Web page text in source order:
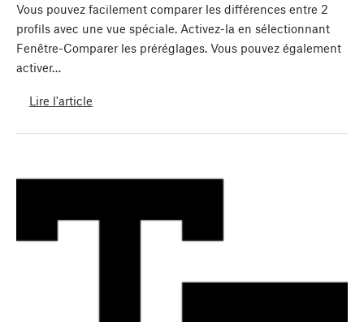
Vous pouvez facilement comparer les différences entre 2
profils avec une vue spéciale. Activez-la en sélectionnant
Fenêtre-Comparer les préréglages. Vous pouvez également
activer…
Lire l'article